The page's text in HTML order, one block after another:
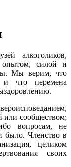
алкоголиков,
опытом, силой и
Мы верим, что
и что перемена
или сообществом;
вопросам, не
было. Членство в
целиком
своих